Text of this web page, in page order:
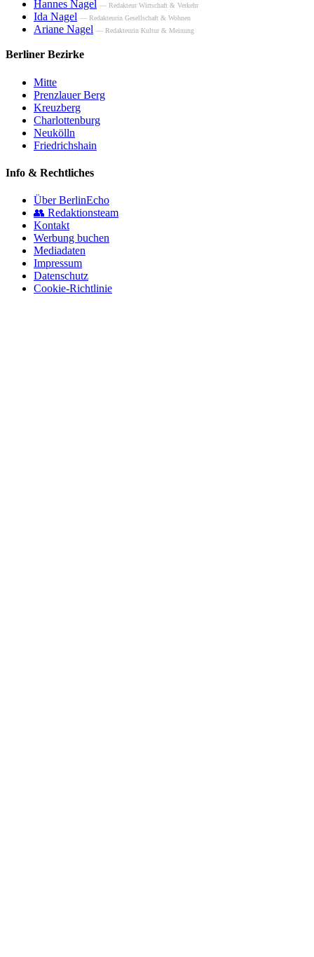
Hannes Nagel — Redakteur Wirtschaft & Verkehr
Ida Nagel — Redakteurin Gesellschaft & Wohnen
Ariane Nagel — Redakteurin Kultur & Meinung
Berliner Bezirke
Mitte
Prenzlauer Berg
Kreuzberg
Charlottenburg
Neukölln
Friedrichshain
Info & Rechtliches
Über BerlinEcho
👥 Redaktionsteam
Kontakt
Werbung buchen
Mediadaten
Impressum
Datenschutz
Cookie-Richtlinie